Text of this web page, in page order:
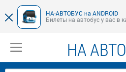
НА-АВТОБУС на ANDROID
Билеты на автобус у вас в
НА